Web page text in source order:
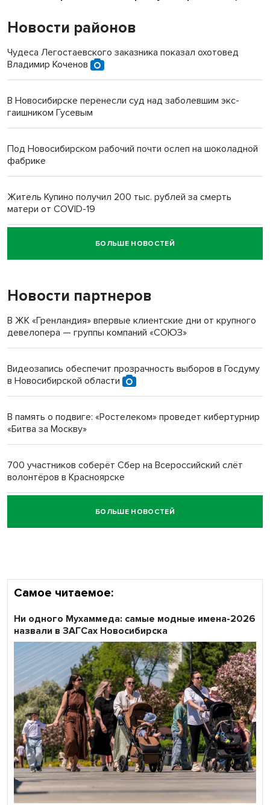
Новости районов
Чудеса Легостаевского заказника показал охотовед
Владимир Коченов
В Новосибирске перенесли суд над заболевшим экс-
гаишником Гусевым
Под Новосибирском рабочий почти ослеп на шоколадной
фабрике
Житель Купино получил 200 тыс. рублей за смерть
матери от COVID-19
Новосибирский суд наказал водителя за смерть
пенсионерки на вокзале
«Мы живём на пастбище!»: в новосибирском селе лошади
терроризируют жителей
Новосибирский преподаватель с женой вошли в топ-16
БОЛЬШЕ НОВОСТЕЙ
Новости партнеров
В ЖК «Гренландия» впервые клиентские дни от крупного
девелопера — группы компаний «СОЮЗ»
Видеозапись обеспечит прозрачность выборов в Госдуму
в Новосибирской области
В память о подвиге: «Ростелеком» проведет кибертурнир
«Битва за Москву»
700 участников соберёт Сбер на Всероссийский слёт
волонтёров в Красноярске
Честный выбор: видеонаблюдение обеспечит
объективность результатов ЕДГ в Новосибирской
БОЛЬШЕ НОВОСТЕЙ
Самое читаемое:
Ни одного Мухаммеда: самые модные имена-2026
назвали в ЗАГСах Новосибирска